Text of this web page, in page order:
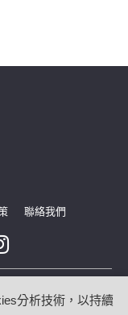
聯絡我們
分析技術，以持續